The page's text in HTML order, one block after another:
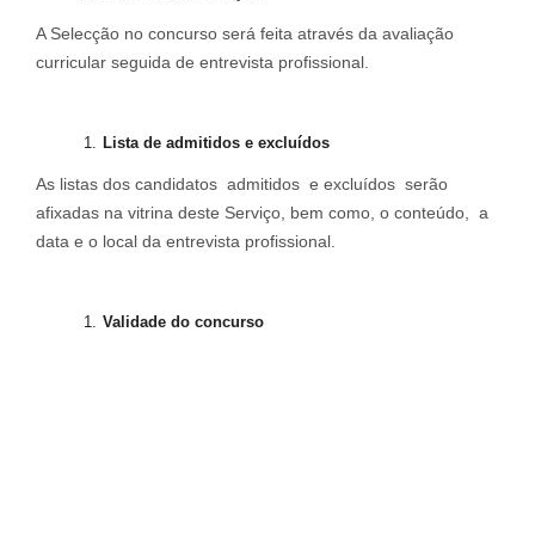
A Selecção no concurso será feita através da avaliação
curricular seguida de entrevista profissional.
Lista de admitidos e excluídos
As listas dos candidatos admitidos e excluídos serão
afixadas na vitrina deste Serviço, bem como, o conteúdo, a
data e o local da entrevista profissional.
Validade do concurso